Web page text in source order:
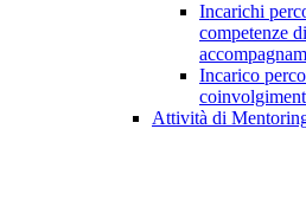
Incarichi
competenze
Incarico
Attività di